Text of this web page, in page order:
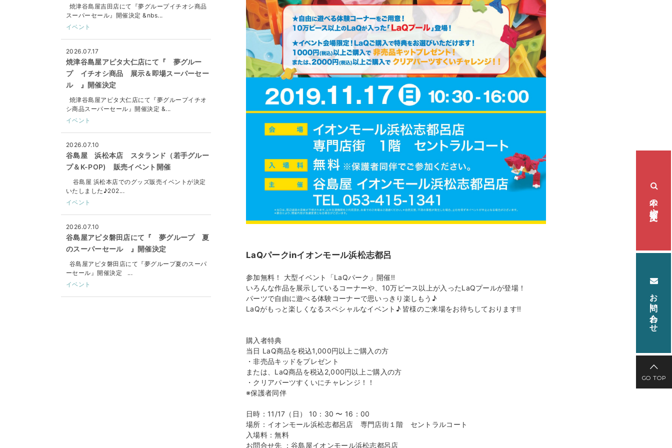
本の検索・注文
お問い合わせ
GO TOP
LaQパークinイオンモール浜松志都呂
参加無料！ 大型イベント「LaQパーク」開催!!
いろんな作品を展示しているコーナーや、10万ピース以上が入ったLaQプールが登場！
パーツで自由に遊べる体験コーナーで思いっきり楽しもう♪
LaQがもっと楽しくなるスペシャルなイベント♪ 皆様のご来場をお待ちしております!!
購入者特典
当日 LaQ商品を税込1,000円以上ご購入の方
・非売品キッドをプレゼント
または、LaQ商品を税込2,000円以上ご購入の方
・クリアパーツすくいにチャレンジ！！
※保護者同伴
日時：11/17（日） 10：30 〜 16：00
場所：イオンモール浜松志都呂店 専門店街１階 セントラルコート
入場料：無料
お問合せ先 ：谷島屋イオンモール浜松志都呂店
焼津谷島屋吉田店にて『夢グループイチオシ商品
スーパーセール』開催決定 &nbs...
イベント
2026.07.17
焼津谷島屋アピタ大仁店にて『 夢グルー
プ イチオシ商品 展示＆即場スーパーセー
ル 』開催決定
焼津谷島屋アピタ大仁店にて『夢グループイチオ
シ商品スーパーセール』開催決定 &...
イベント
2026.07.10
谷島屋 浜松本店 スタランド（若手グルー
プ＆K-POP) 販売イベント開催
谷島屋 浜松本店でのグッズ販売イベントが決定
いたしました♪202...
イベント
2026.07.10
谷島屋アピタ磐田店にて『 夢グループ 夏
のスーパーセール 』開催決定
谷島屋アピタ磐田店にて『夢グループ夏のスーパ
ーセール』開催決定 ...
イベント